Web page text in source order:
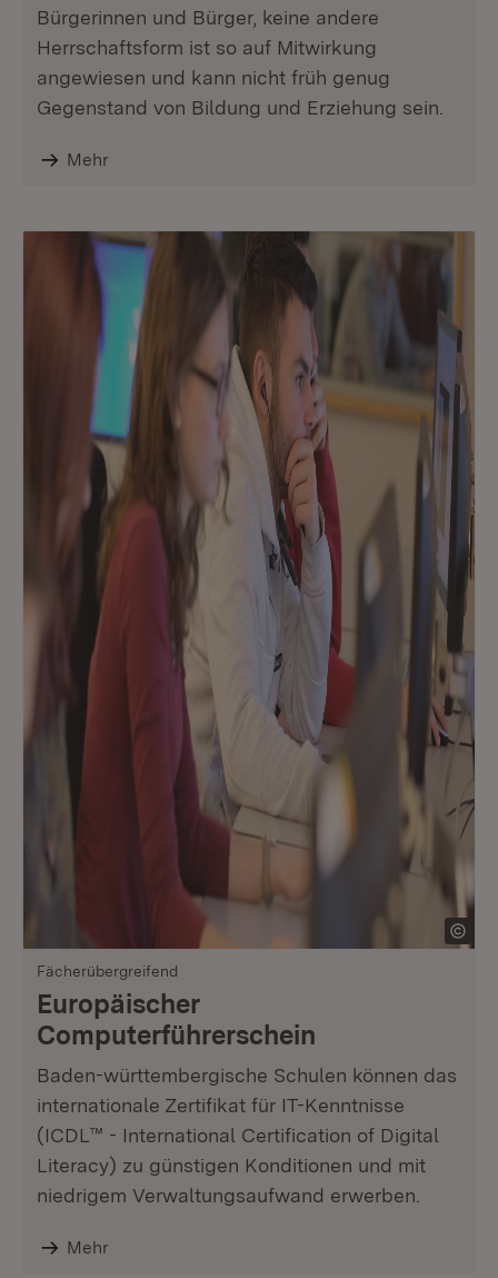
Bürgerinnen und Bürger, keine andere
Herrschaftsform ist so auf Mitwirkung
angewiesen und kann nicht früh genug
Gegenstand von Bildung und Erziehung sein.
Mehr
Fächerübergreifend
Europäischer
Computerführerschein
Baden-württembergische Schulen können das
internationale Zertifikat für IT-Kenntnisse
(ICDL™ - International Certification of Digital
Literacy) zu günstigen Konditionen und mit
niedrigem Verwaltungsaufwand erwerben.
Mehr